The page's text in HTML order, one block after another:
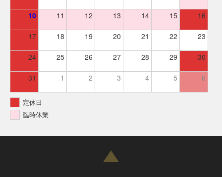
10 11 12 13 14 15 16
17 18 19 20 21 22 23
24 25 26 27 28 29 30
31 1 2 3 4 5 6
定休日
臨時休業